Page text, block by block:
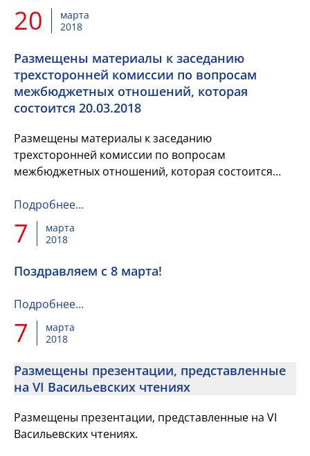
20
марта
2018
Размещены материалы к заседанию
трехсторонней комиссии по вопросам
межбюджетных отношений, которая
состоится 20.03.2018
Размещены материалы к заседанию
трехсторонней комиссии по вопросам
межбюджетных отношений, которая состоится
Подробнее…
7
марта
2018
Поздравляем с 8 марта!
Подробнее…
7
марта
2018
Размещены презентации, представленные
на VI Васильевских чтениях
Размещены презентации, представленные на VI
Васильевских чтениях.